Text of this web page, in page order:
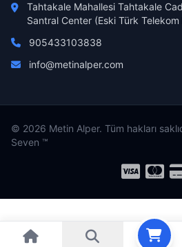
Tahtakale Mahallesi Tahtakale
Santral Center (Eski Türk Telekom
905433103838
info@metinalper.com
© 2026 Metin Alper. Tüm hakları
Seven ™